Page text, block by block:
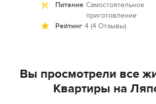
Питание Самостоятельное
приготовление
Рейтинг 4 (4 Отзывы)
Вы просмотрели все
Квартиры на